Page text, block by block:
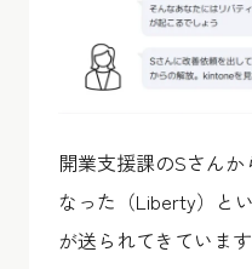
開業支援課のSさん
なった（Liberty）と
が送られてきています